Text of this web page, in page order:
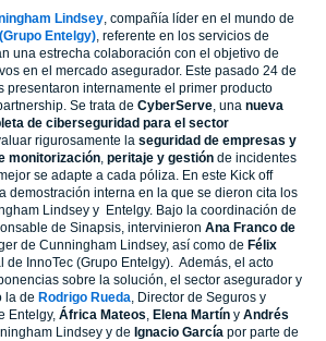
Lindsey, compañía líder en el mundo de
Entelgy), referente en los servicios de
una estrecha colaboración con el objetivo de
en el mercado asegurador. Este pasado 24 de
presentaron internamente el primer producto
Se trata de CyberServe, una nueva
de ciberseguridad para el sector
rigurosamente la seguridad de empresas y
monitorización, peritaje y gestión de incidentes
se adapte a cada póliza. En este Kick off
demostración interna en la que se dieron cita los
Lindsey y Entelgy. Bajo la coordinación de
de Sinapsis, intervinieron Ana Franco de
de Cunningham Lindsey, así como de Félix
de InnoTec (Grupo Entelgy). Además, el acto
sobre la solución, el sector asegurador y
la de Rodrigo Rueda, Director de Seguros y
Entelgy, África Mateos, Elena Martín y Andrés
Lindsey y de Ignacio García por parte de